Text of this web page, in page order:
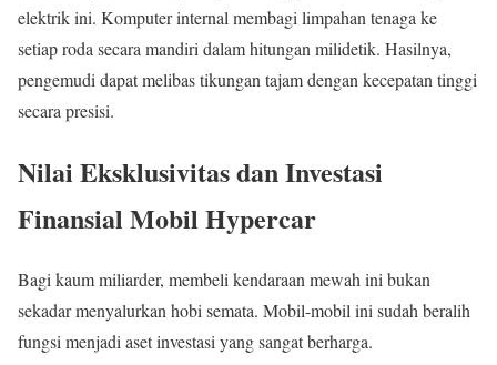
elektrik ini. Komputer internal membagi limpahan tenaga ke
setiap roda secara mandiri dalam hitungan milidetik. Hasilnya,
pengemudi dapat melibas tikungan tajam dengan kecepatan tinggi
secara presisi.
Nilai Eksklusivitas dan Investasi
Finansial Mobil Hypercar
Bagi kaum miliarder, membeli kendaraan mewah ini bukan
sekadar menyalurkan hobi semata. Mobil-mobil ini sudah beralih
fungsi menjadi aset investasi yang sangat berharga.